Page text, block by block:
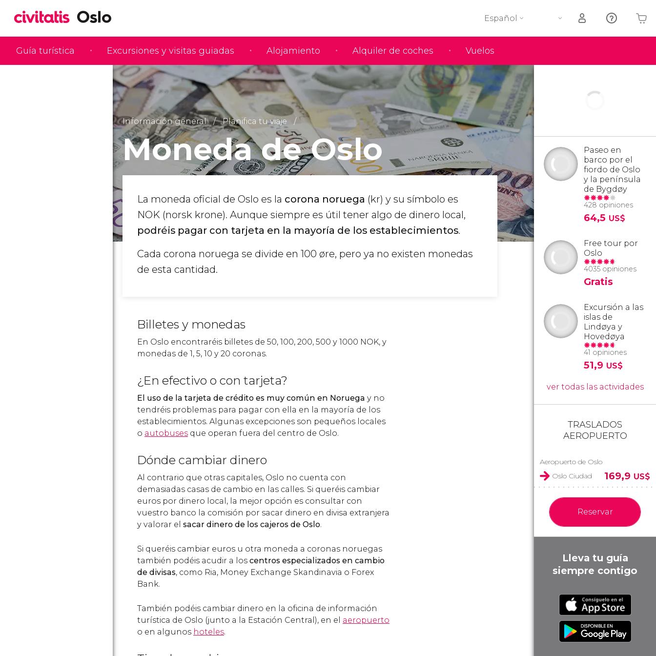
Guía turística Excursiones y visitas guiadas Alojamiento Alquiler de coches Vuelos
Español
Información general Planifica tu viaje
Moneda de Oslo
La moneda oficial de Oslo es la corona noruega (kr) y su símbolo es
NOK (norsk krone). Aunque siempre es útil tener algo de dinero local,
podréis pagar con tarjeta en la mayoría de los establecimientos.
Cada corona noruega se divide en 100 øre, pero ya no existen monedas
de esta cantidad.
Billetes y monedas
En Oslo encontraréis billetes de 50, 100, 200, 500 y 1000 NOK, y
monedas de 1, 5, 10 y 20 coronas.
¿En efectivo o con tarjeta?
El uso de la tarjeta de crédito es muy común en Noruega y no
tendréis problemas para pagar con ella en la mayoría de los
establecimientos. Algunas excepciones son pequeños locales
o autobuses que operan fuera del centro de Oslo.
Dónde cambiar dinero
Al contrario que otras capitales, Oslo no cuenta con
demasiadas casas de cambio en las calles. Si queréis cambiar
euros por dinero local, la mejor opción es consultar con
vuestro banco la comisión por sacar dinero en divisa extranjera
y valorar el sacar dinero de los cajeros de Oslo.
Si queréis cambiar euros u otra moneda a coronas noruegas
también podéis acudir a los centros especializados en cambio
de divisas, como Ria, Money Exchange Skandinavia o Forex
Bank.
También podéis cambiar dinero en la oficina de información
turística de Oslo (junto a la Estación Central), en el aeropuerto
o en algunos hoteles.
Paseo en
barco por el
fiordo de Oslo
y la península
de Bygdøy
428 opiniones
64,5 US$
Free tour por
Oslo
4035 opiniones
Gratis
Excursión a las
islas de
Lindøya y
Hovedøya
41 opiniones
51,9 US$
ver todas las actividades
TRASLADOS
AEROPUERTO
Aeropuerto de Oslo
Oslo Ciudad
169,9 US$
Reservar
Lleva tu guía
siempre contigo